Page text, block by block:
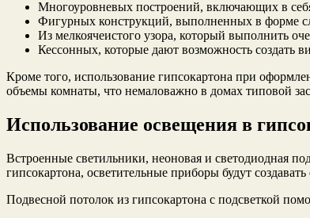
Многоуровневых построений, включающих в
Фигурных конструкций, выполненных в форме
Из мелкоячеистого узора, который выполнить
Кессонных, которые дают возможность создать
Кроме того, использование гипсокартона при
объемы комнаты, что немаловажно в домах типовой
Использование освещения в
Встроенные светильники, неоновая и светодиодная
гипсокартона, осветительные приборы будут
Подвесной потолок из гипсокартона с подсветкой